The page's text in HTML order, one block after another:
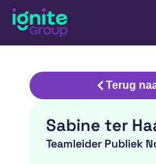
Terug
Sabine ter
Teamleider Publiek